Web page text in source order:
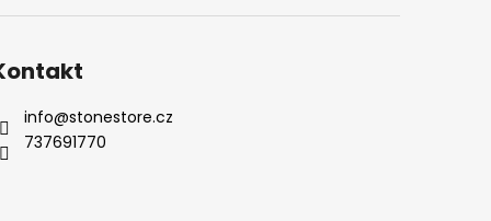
info@stonestore.cz
737691770